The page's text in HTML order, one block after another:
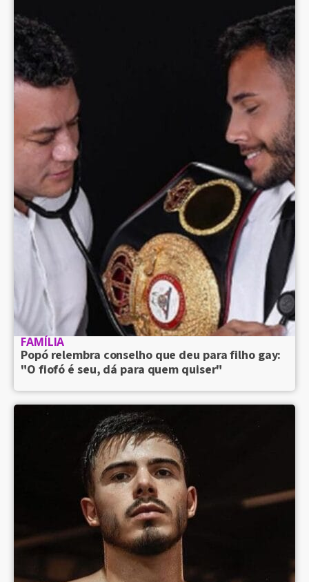
FAMÍLIA
Popó relembra conselho que deu para filho gay:
"O fiofó é seu, dá para quem quiser"